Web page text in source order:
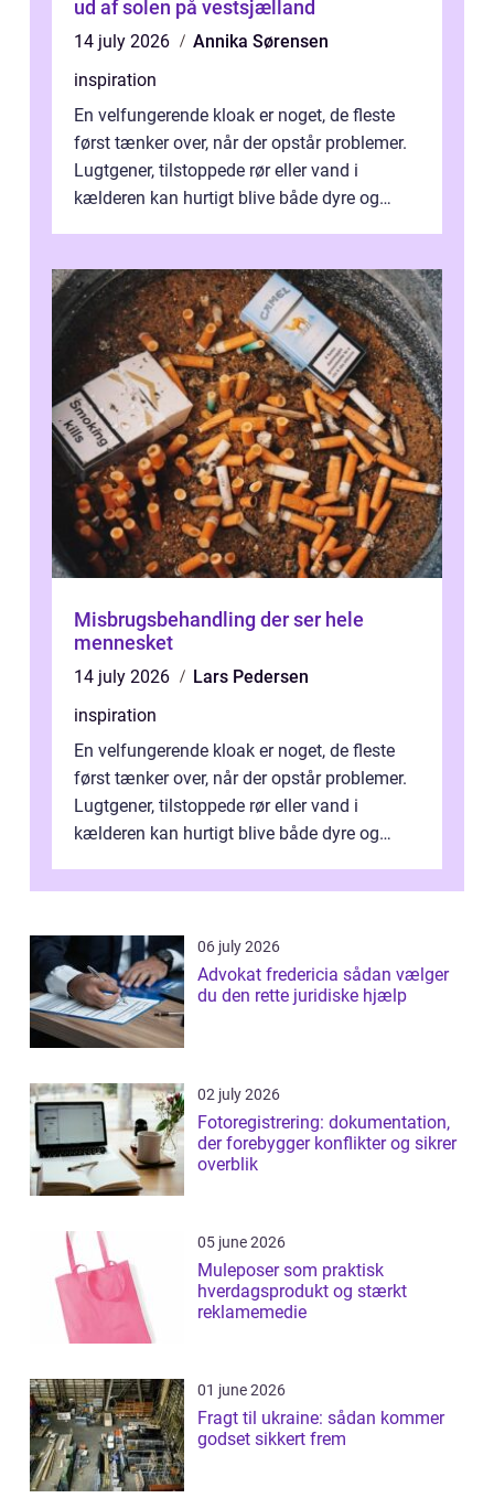
ud af solen på vestsjælland
14 july 2026
Annika Sørensen
inspiration
En velfungerende kloak er noget, de fleste
først tænker over, når der opstår problemer.
Lugtgener, tilstoppede rør eller vand i
kælderen kan hurtigt blive både dyre og
Misbrugsbehandling der ser hele
mennesket
14 july 2026
Lars Pedersen
inspiration
En velfungerende kloak er noget, de fleste
først tænker over, når der opstår problemer.
Lugtgener, tilstoppede rør eller vand i
kælderen kan hurtigt blive både dyre og
06 july 2026
Advokat fredericia sådan vælger
du den rette juridiske hjælp
02 july 2026
Fotoregistrering: dokumentation,
der forebygger konflikter og sikrer
overblik
05 june 2026
Muleposer som praktisk
hverdagsprodukt og stærkt
reklamemedie
01 june 2026
Fragt til ukraine: sådan kommer
godset sikkert frem